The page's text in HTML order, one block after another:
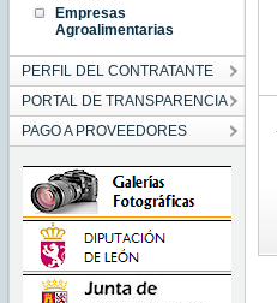
Empresas
Agroalimentarias
PERFIL DEL CONTRATANTE
PORTAL DE TRANSPARENCIA
PAGO A PROVEEDORES